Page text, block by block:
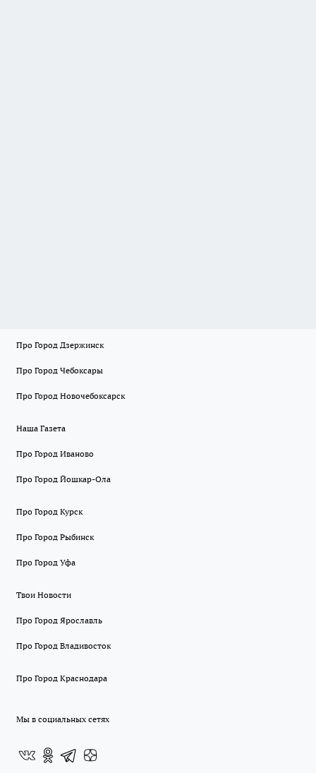
Про Город Дзержинск
Про Город Чебоксары
Про Город Новочебоксарск
Наша Газета
Про Город Иваново
Про Город Йошкар-Ола
Про Город Курск
Про Город Рыбинск
Про Город Уфа
Твои Новости
Про Город Ярославль
Про Город Владивосток
Про Город Краснодара
Мы в социальных сетях